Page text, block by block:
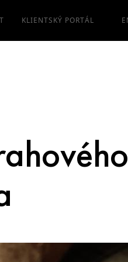
KLIENTSKÝ PORTÁL